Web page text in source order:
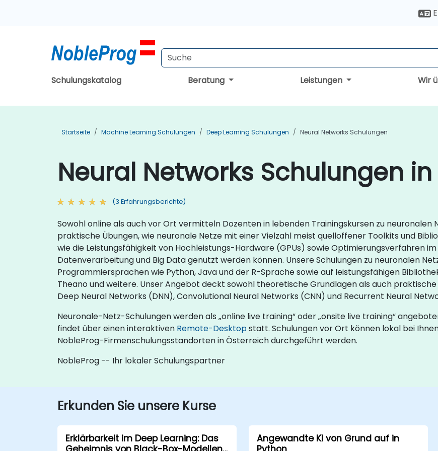
Schulungskatalog Beratung Leistungen Wir
Startseite Machine Learning Schulungen Deep Learning Schulungen Neural Networks Schulungen
Neural Networks Schulungen
(3 Erfahrungsberichte)
Sowohl online als auch vor Ort vermitteln Dozenten in lebenden Trainingskursen zu neuronalen
praktische Übungen, wie neuronale Netze mit einer Vielzahl meist quelloffener Toolkits und
wie die Leistungsfähigkeit von Hochleistungs-Hardware (GPUs) sowie Optimierungsverfahren
Datenverarbeitung und Big Data genutzt werden können. Unsere Schulungen zu neuronalen
Programmiersprachen wie Python, Java und der R-Sprache sowie auf leistungsfähigen
Theano und weitere. Unser Angebot deckt sowohl theoretische Grundlagen als auch
Deep Neural Networks (DNN), Convolutional Neural Networks (CNN) und Recurrent Neural
Neuronale-Netz-Schulungen werden als „online live training“ oder „onsite live training“
findet über einen interaktiven Remote-Desktopstatt. Schulungen vor Ort können lokal bei
NobleProg-Firmenschulungsstandorten in Österreich durchgeführt werden.
NobleProg -- Ihr lokaler Schulungspartner
Erkunden Sie unsere Kurse
Erklärbarkeit im Deep Learning: Das
Angewandte KI von Grund auf in